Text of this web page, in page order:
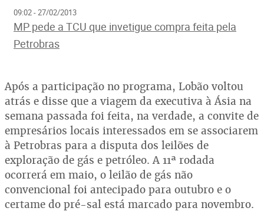
09:02 - 27/02/2013
MP pede a TCU que invetigue compra feita pela
Petrobras
Após a participação no programa, Lobão voltou
atrás e disse que a viagem da executiva à Ásia na
semana passada foi feita, na verdade, a convite de
empresários locais interessados em se associarem
à Petrobras para a disputa dos leilões de
exploração de gás e petróleo. A 11ª rodada
ocorrerá em maio, o leilão de gás não
convencional foi antecipado para outubro e o
certame do pré-sal está marcado para novembro.